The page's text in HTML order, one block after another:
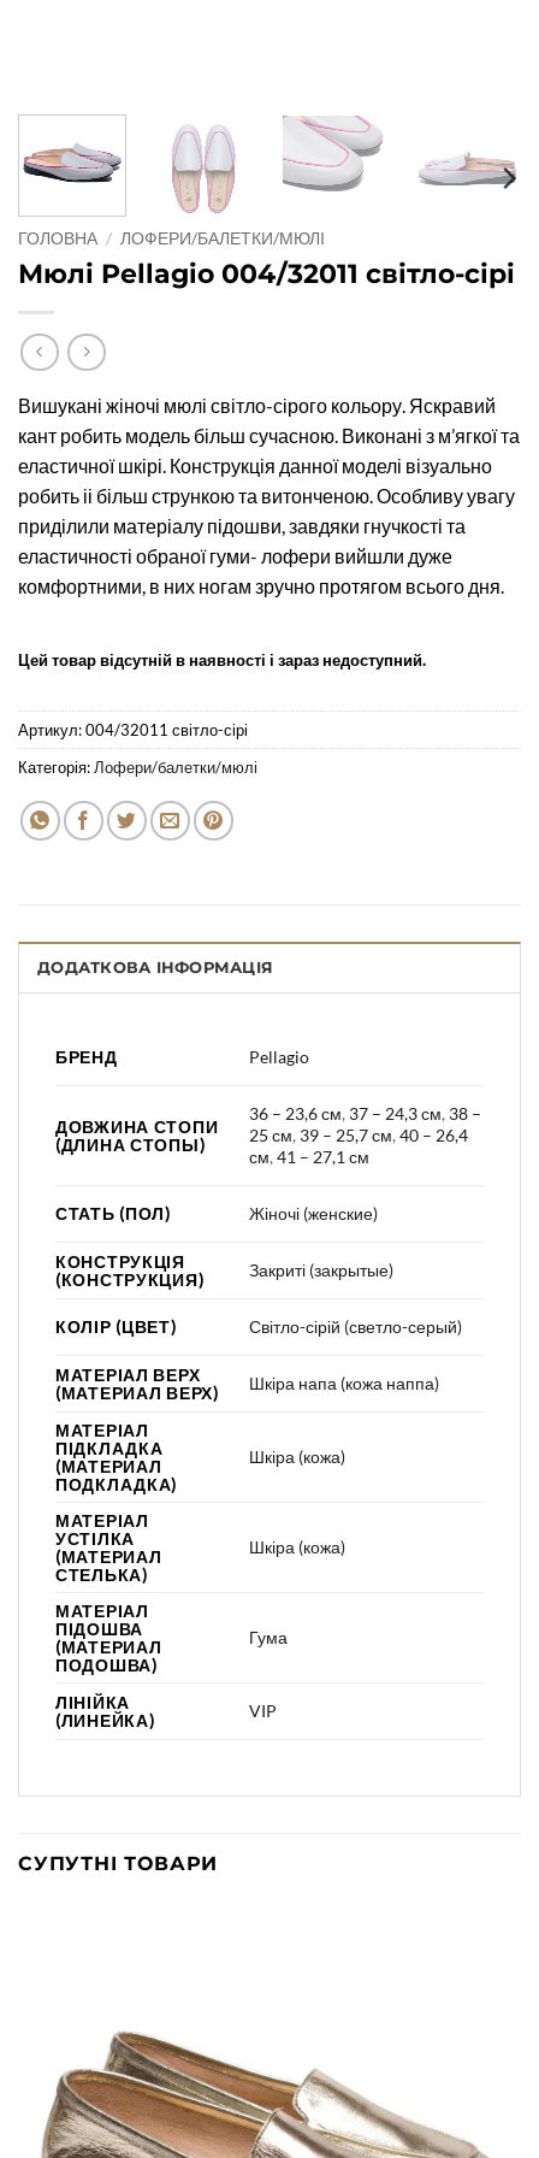
ГОЛОВНА / ЛОФЕРИ/БАЛЕТКИ/МЮЛІ
Мюлі Pellagio 004/32011 світло-сірі
Вишукані жіночі мюлі світло-сірого кольору. Яскравий
кант робить модель більш сучасною. Виконані з м’ягкої та
еластичної шкірі. Конструкція данної моделі візуально
робить іі більш стрункою та витонченою. Особливу увагу
приділили матеріалу підошви, завдяки гнучкості та
еластичності обраної гуми- лофери вийшли дуже
комфортними, в них ногам зручно протягом всього дня.
Цей товар відсутній в наявності і зараз недоступний.
Артикул:004/32011 світло-сірі
Категорія: Лофери/балетки/мюлі
ДОДАТКОВА ІНФОРМАЦІЯ
БРЕНД Pellagio
ДОВЖИНА СТОПИ
(ДЛИНА СТОПЫ)
36 – 23,6 см, 37 – 24,3 см, 38 –
25 см, 39 – 25,7 см,40 – 26,4
см,41 – 27,1 см
СТАТЬ (ПОЛ) Жіночі (женские)
КОНСТРУКЦІЯ
(КОНСТРУКЦИЯ)
Закриті (закрытые)
КОЛІР (ЦВЕТ) Світло-сірій (светло-серый)
МАТЕРІАЛ ВЕРХ
(МАТЕРИАЛ ВЕРХ)
Шкіра напа (кожа наппа)
МАТЕРІАЛ
ПІДКЛАДКА
(МАТЕРИАЛ
ПОДКЛАДКА)
Шкіра (кожа)
МАТЕРІАЛ
УСТІЛКА
(МАТЕРИАЛ
СТЕЛЬКА)
Шкіра (кожа)
МАТЕРІАЛ
ПІДОШВА
(МАТЕРИАЛ
ПОДОШВА)
Гума
ЛІНІЙКА
(ЛИНЕЙКА)
VIP
СУПУТНІ ТОВАРИ